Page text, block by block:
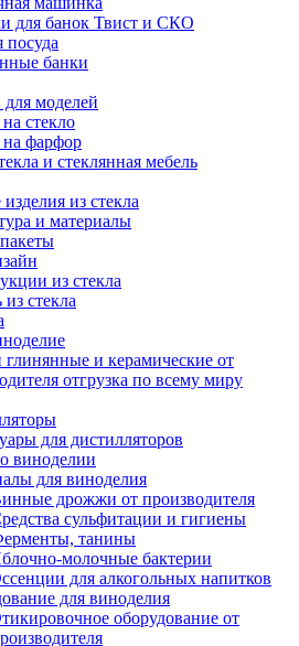
для банок Твист и СКО
банки
для моделей
стекло
на фарфор
и стеклянная мебель
из стекла
и материалы
из стекла
стекла
глинянные и керамические от
отгрузка по всему миру
для дистилляторов
виноделии
для виноделия
дрожжи от производителя
сульфитации и гигиены
танины
молочные бактерии
для алкогольных напитков
для виноделия
оборудование от